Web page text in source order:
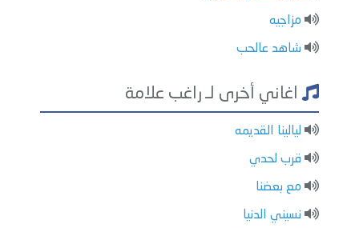
مزاجيه
شاهد عالحب
اغاني أخرى لـ راغب علامة
ليالينا القديمه
قرب لحدي
مع بعضنا
نسيني الدنيا